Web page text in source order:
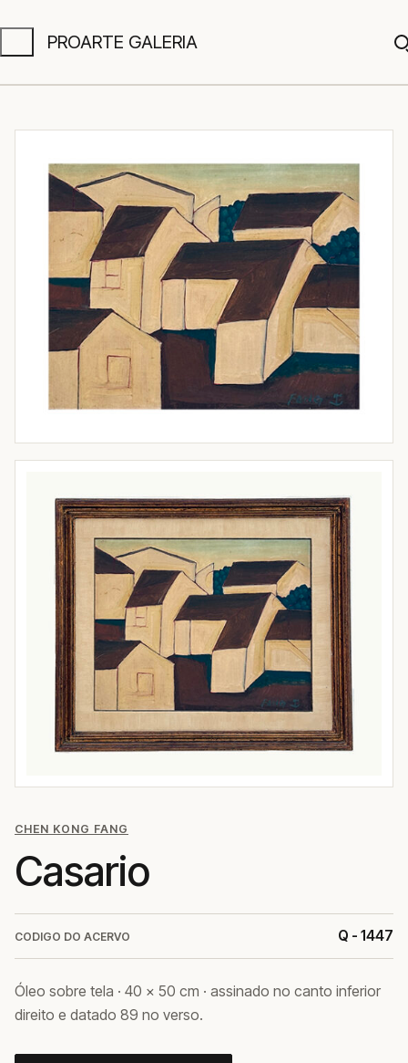
PROARTE GALERIA
CHEN KONG FANG
Casario
CODIGO DO ACERVO Q - 1447
Óleo sobre tela · 40 × 50 cm · assinado no canto inferior
direito e datado 89 no verso.